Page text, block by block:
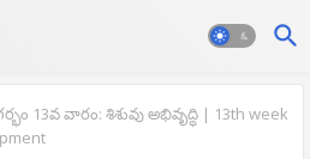
13వ వారం: శిశువు అభివృద్ధి | 13th week